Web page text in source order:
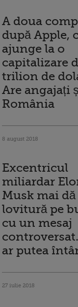
A doua
după Apple,
ajunge la o
capitalizare
trilion de
Are angajați
România
8 august 2018
Excentricul
miliardar
Musk mai dă
lovitură pe
cu un mesaj
ar putea
27 iulie 2018